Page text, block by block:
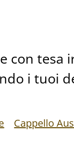
con tesa
i tuoi
Cappello